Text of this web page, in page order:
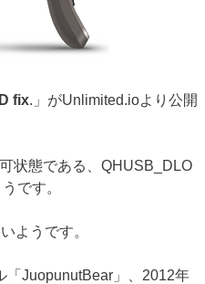
fix.」がUnlimited.ioより公開
状態である、QHUSB_DLO
です。
ようです。
「JuopunutBear」、2012年